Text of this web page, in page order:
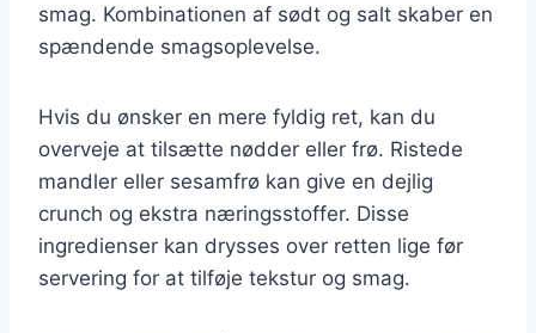
smag. Kombinationen af sødt og salt skaber en
spændende smagsoplevelse.
Hvis du ønsker en mere fyldig ret, kan du
overveje at tilsætte nødder eller frø. Ristede
mandler eller sesamfrø kan give en dejlig
crunch og ekstra næringsstoffer. Disse
ingredienser kan drysses over retten lige før
servering for at tilføje tekstur og smag.